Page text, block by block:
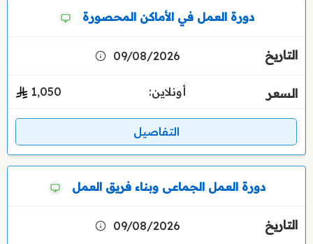
دورة العمل في الأماكن المحصورة
09/08/2026
أونلاين: 1٬050
التفاصيل
دورة العمل الجماعى وبناء فريق العمل
09/08/2026